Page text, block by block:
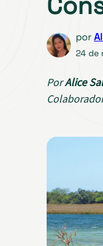
por
24 de
PorAlice